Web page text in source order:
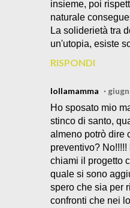
insieme, poi
naturale
La soliderietà tra
un'utopia, esiste
RISPONDI
lollamamma
Ho sposato mio
stinco di santo,
almeno potrò dire
preventivo?
chiami il progetto
quale si sono
spero che sia per
confronti che nei